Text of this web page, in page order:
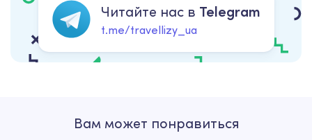
Читайте нас в Telegram
t.me/travellizy_ua
Вам может понравиться